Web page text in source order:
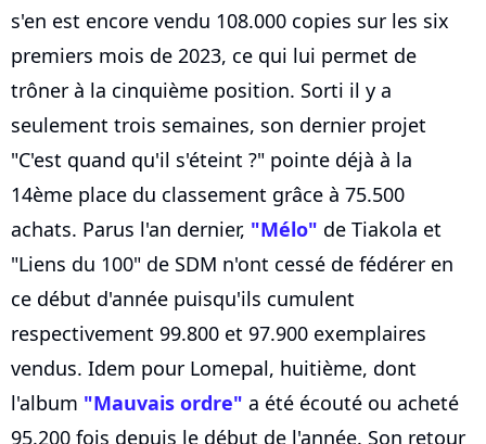
s'en est encore vendu 108.000 copies sur les six
premiers mois de 2023, ce qui lui permet de
trôner à la cinquième position. Sorti il y a
seulement trois semaines, son dernier projet
"C'est quand qu'il s'éteint ?" pointe déjà à la
14ème place du classement grâce à 75.500
achats. Parus l'an dernier, "Mélo" de Tiakola et
"Liens du 100" de SDM n'ont cessé de fédérer en
ce début d'année puisqu'ils cumulent
respectivement 99.800 et 97.900 exemplaires
vendus. Idem pour Lomepal, huitième, dont
l'album "Mauvais ordre" a été écouté ou acheté
95.200 fois depuis le début de l'année. Son retour